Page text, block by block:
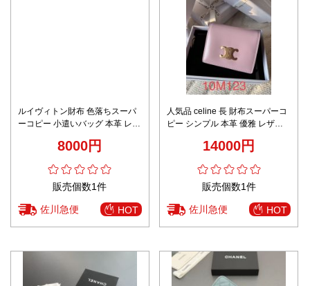
ルイヴィトン財布 色落ちスーパ
ーコピー 小遣いバッグ 本革 レザ
8000円
販売個数1件
佐川急便 HOT
人気品 celine 長 財布スーパーコ
ピー シンプル 本革 優雅 レザー
14000円
販売個数1件
佐川急便 HOT